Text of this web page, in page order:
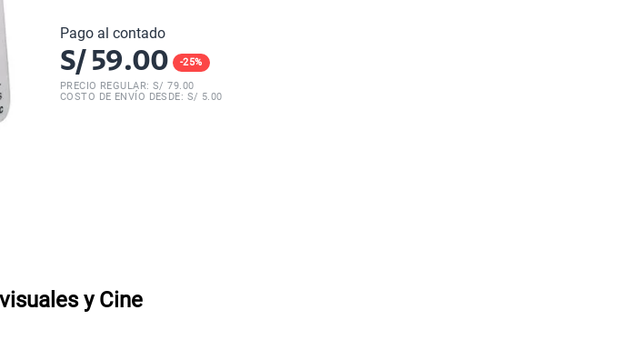
Pago al contado
S/ 59.00 -25%
PRECIO REGULAR: S/79.00
COSTO DE ENVÍO DESDE: S/ 5.00
y Cine